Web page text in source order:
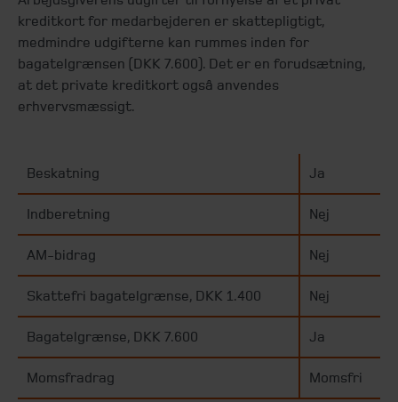
kreditkort for medarbejderen er skattepligtigt,
medmindre udgifterne kan rummes inden for
bagatelgrænsen (DKK 7.600). Det er en forudsætning,
at det private kreditkort også anvendes
erhvervsmæssigt.
Beskatning Ja
Indberetning Nej
AM-bidrag Nej
Skattefri bagatelgrænse, DKK 1.400 Nej
Bagatelgrænse, DKK 7.600 Ja
Momsfradrag Momsfri